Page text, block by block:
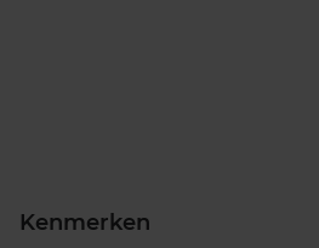
Kenmerken